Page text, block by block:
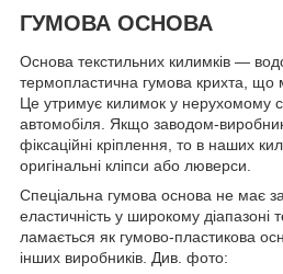
ГУМОВА ОСНОВА
Основа текстильних килимків —
термопластична гумова крихта,
Це утримує килимок у нерухомому
автомобіля. Якщо заводом-
фіксаційні кріплення, то в наших
оригінальні кліпси або люверси.
Спеціальна гумова основа не має
еластичність у широкому
ламається як гумово-пластикова
інших виробників. Див. фото: